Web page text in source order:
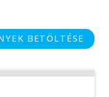
BETÖLTÉSE